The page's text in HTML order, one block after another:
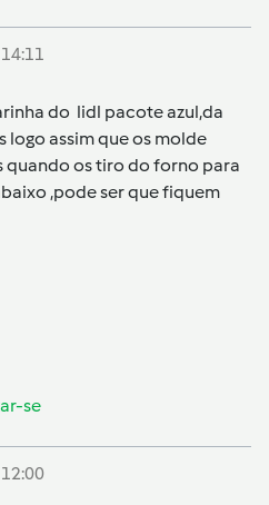
do lidl pacote azul,da
logo assim que os molde
quando os tiro do forno para
,pode ser que fiquem
se